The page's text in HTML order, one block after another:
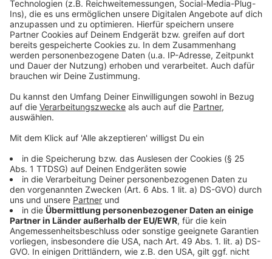
Weitere Infos und Links zum Thema:
Anzeige
am Wehrhahn
Opern-Neubau am Wehrhahn: Architektur-Teams
besichtigen Standort
Das bespricht die Politik derzeit in Sachen
Bahnhofsvorplatz/Konrad-Adenauer-Platz
RP Online zum Stand der Dinge in Sachen neuer
Bahnhofsvorplatz